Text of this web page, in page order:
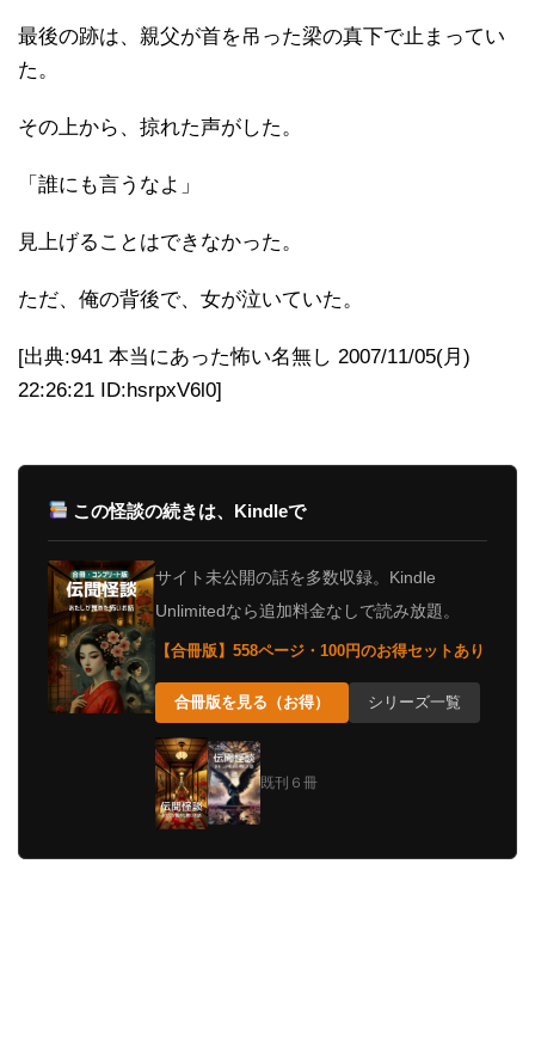
最後の跡は、親父が首を吊った梁の真下で止まってい
た。
その上から、掠れた声がした。
「誰にも言うなよ」
見上げることはできなかった。
ただ、俺の背後で、女が泣いていた。
[出典:941 本当にあった怖い名無し 2007/11/05(月)
22:26:21 ID:hsrpxV6l0]
この怪談の続きは、Kindleで
サイト未公開の話を多数収録。Kindle
Unlimitedなら追加料金なしで読み放題。
【合冊版】558ページ・100円のお得セットあり
合冊版を見る（お得） シリーズ一覧
既刊６冊